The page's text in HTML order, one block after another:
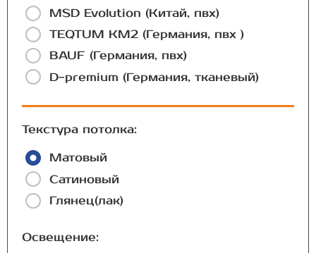
MSD Evolution (Китай, пвх)
TEQTUM КМ2 (Германия, пвх )
BAUF (Германия, пвх)
D-premium (Германия, тканевый)
Текстура потолка:
Матовый
Сатиновый
Глянец(лак)
Освещение: